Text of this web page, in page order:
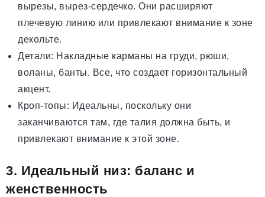
вырезы, вырез-сердечко. Они расширяют
плечевую линию или привлекают внимание к зоне
декольте.
Детали: Накладные карманы на груди, рюши,
воланы, банты. Все, что создает горизонтальный
акцент.
Кроп-топы: Идеальны, поскольку они
заканчиваются там, где талия должна быть, и
привлекают внимание к этой зоне.
3. Идеальный низ: баланс и
женственность